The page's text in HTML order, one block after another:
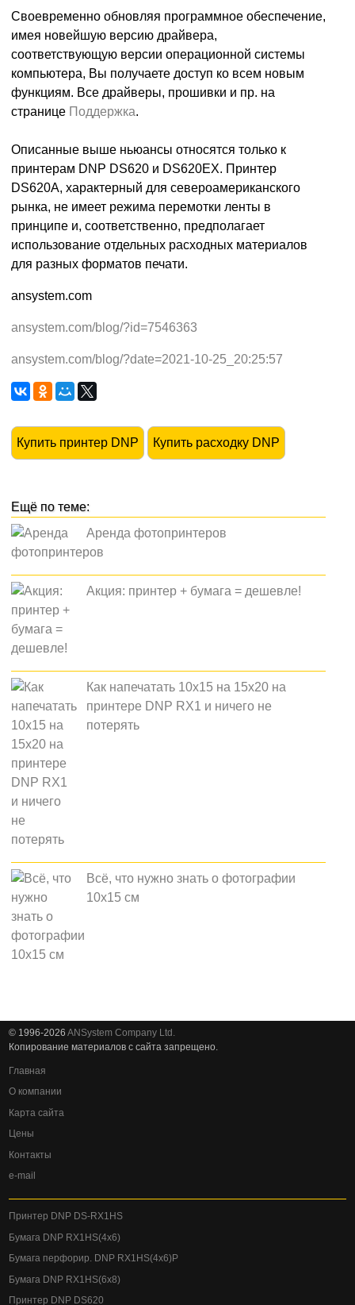
Своевременно обновляя программное обеспечение,
имея новейшую версию драйвера,
соответствующую версии операционной системы
компьютера, Вы получаете доступ ко всем новым
функциям. Все драйверы, прошивки и пр. на
странице Поддержка.
Описанные выше ньюансы относятся только к
принтерам DNP DS620 и DS620EX. Принтер
DS620A, характерный для североамериканского
рынка, не имеет режима перемотки ленты в
принципе и, соответственно, предполагает
использование отдельных расходных материалов
для разных форматов печати.
ansystem.com
ansystem.com/blog/?id=7546363
ansystem.com/blog/?date=2021-10-25_20:25:57
Купить принтер DNP Купить расходку DNP
Аренда фотопринтеров
Акция: принтер + бумага = дешевле!
Как напечатать 10x15 на 15x20 на
принтере DNP RX1 и ничего не
потерять
Всё, что нужно знать о фотографии
10x15 см
© 1996-2026ANSystem Company Ltd.
Копирование материалов с сайта запрещено.
Главная
О компании
Карта сайта
Цены
Контакты
e-mail
Принтер DNP DS-RX1HS
Бумага DNP RX1HS(4x6)
Бумага перфорир. DNP RX1HS(4x6)P
Бумага DNP RX1HS(6x8)
Принтер DNP DS620